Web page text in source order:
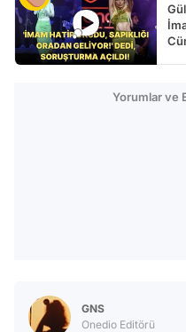
Yorumlar ve
GNS
Onedio Editörü